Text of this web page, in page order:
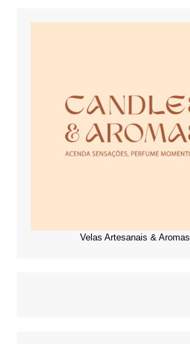
Velas Artesanais & Aromas